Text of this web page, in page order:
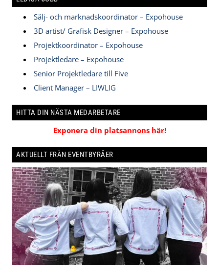
Sälj- och marknadskoordinator – Expohouse
3D artist/ Grafisk Designer – Expohouse
Projektkoordinator – Expohouse
Projektledare – Expohouse
Senior Projektledare till Five
Client Manager – LIWLIG
HITTA DIN NÄSTA MEDARBETARE
Exponera din platsannons här!
AKTUELLT FRÅN EVENTBYRÅER